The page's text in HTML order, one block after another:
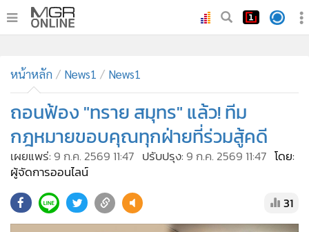
• ทันเหตุการณ์
• ภาคใต้
• ภูมิภาค
• Online Section
• บันเทิง
• ผู้จัดการรายวัน
• คอลัมนิสต์
• ละคร
หน้าหลัก
ถอนฟ้อง "ทราย สมุทร" แล้ว! ทีม
กฎหมายขอบคุณทุกฝ่ายที่ร่วมสู้คดี
เผยแพร่:9 ก.ค. 2569 11:47ปรับปรุง:9 ก.ค. 2569 11:47
ผู้จัดการออนไลน์